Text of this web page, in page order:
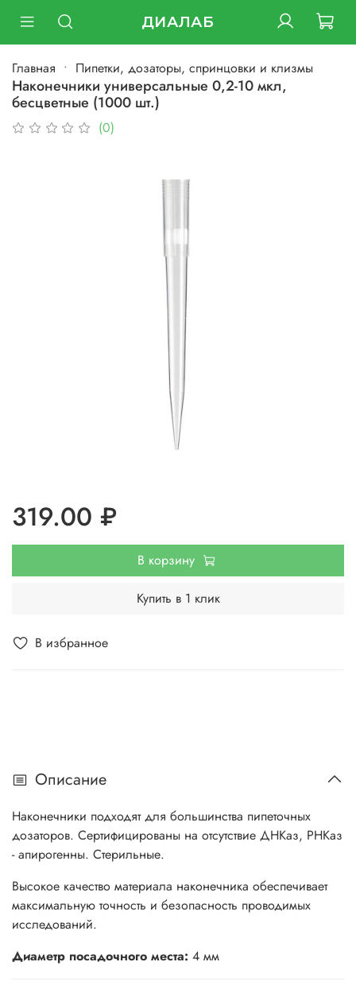
ДИАЛАБ
Главная Пипетки, дозаторы, спринцовки и клизмы
Наконечники универсальные 0,2-10 мкл,
бесцветные (1000 шт.)
(0)
В избранное
319.00 ₽
В корзину
Купить в 1 клик
Описание
Наконечники подходят для большинства пипеточных
дозаторов. Сертифицированы на отсутствие ДНКаз, РНКаз
- апирогенны. Стерильные.
Высокое качество материала наконечника обеспечивает
максимальную точность и безопасность проводимых
исследований.
Диаметр посадочного места: 4 мм